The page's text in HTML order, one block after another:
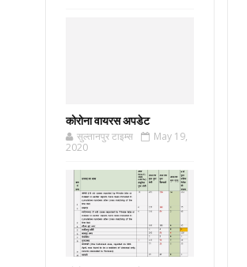
कोरोना वायरस अपडेट
सुल्तानपुर टाइम्स
May 19,
2020